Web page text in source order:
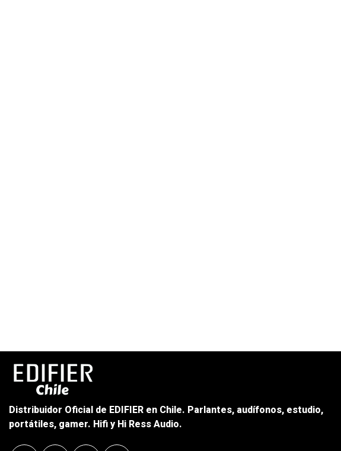
Distribuidor Oficial de EDIFIER en Chile. Parlantes, audífonos, estudio,
portátiles, gamer. Hifi y Hi Ress Audio.